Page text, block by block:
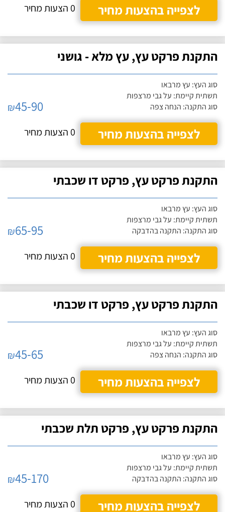
לצפייה בהצעות מחיר
0 הצעות מחיר
התקנת פרקט עץ, עץ מלא - גושני
סוג העץ: עץ מרבאו
תשתית קיימת: על גבי מרצפות
סוג התקנה: הנחה צפה
₪45-90
לצפייה בהצעות מחיר
0 הצעות מחיר
התקנת פרקט עץ, פרקט דו שכבתי
סוג העץ: עץ מרבאו
תשתית קיימת: על גבי מרצפות
סוג התקנה: התקנה בהדבקה
₪65-95
לצפייה בהצעות מחיר
0 הצעות מחיר
התקנת פרקט עץ, פרקט דו שכבתי
סוג העץ: עץ מרבאו
תשתית קיימת: על גבי מרצפות
סוג התקנה: הנחה צפה
₪45-65
לצפייה בהצעות מחיר
0 הצעות מחיר
התקנת פרקט עץ, פרקט תלת שכבתי
סוג העץ: עץ מרבאו
תשתית קיימת: על גבי מרצפות
סוג התקנה: התקנה בהדבקה
₪45-170
לצפייה בהצעות מחיר
0 הצעות מחיר